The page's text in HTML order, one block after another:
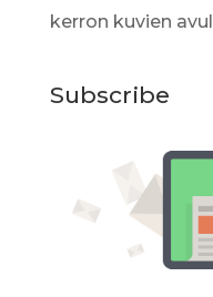
kerron kuvien
Subscribe